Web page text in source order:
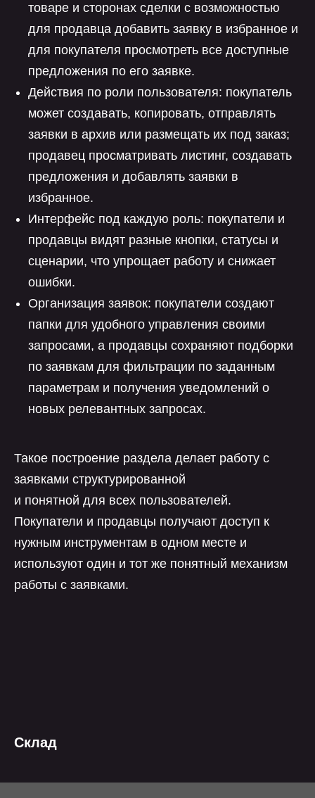
товаре и сторонах сделки с возможностью
для продавца добавить заявку в избранное и
для покупателя просмотреть все доступные
предложения по его заявке.
Действия по роли пользователя: покупатель
может создавать, копировать, отправлять
заявки в архив или размещать их под заказ;
продавец просматривать листинг, создавать
предложения и добавлять заявки в
избранное.
Интерфейс под каждую роль: покупатели и
продавцы видят разные кнопки, статусы и
сценарии, что упрощает работу и снижает
ошибки.
Организация заявок: покупатели создают
папки для удобного управления своими
запросами, а продавцы сохраняют подборки
по заявкам для фильтрации по заданным
параметрам и получения уведомлений о
новых релевантных запросах.
Такое построение раздела делает работу с
заявками структурированной
и понятной для всех пользователей.
Покупатели и продавцы получают доступ к
нужным инструментам в одном месте и
используют один и тот же понятный механизм
работы с заявками.
Склад